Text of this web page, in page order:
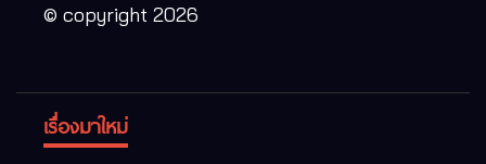
© copyright 2026
เรื่องมาใหม่